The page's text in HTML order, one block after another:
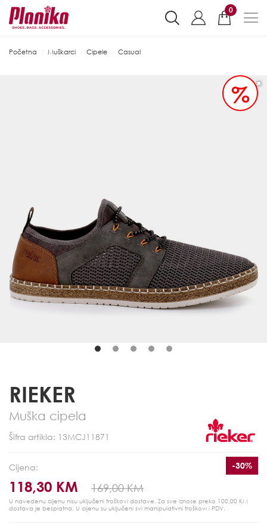
0
Početna Muškarci Cipele Casual
%
RIEKER
Muška cipela
Šifra artikla: 13MCJ11871
Cijena:
118,30 KM 169,00 KM
-30%
U navedenu cijenu nisu uključeni troškovi dostave. Za sve iznose preko 100,00 KM
dostava je besplatna. U cijenu su uključeni svi manipulativni troškovi i PDV.